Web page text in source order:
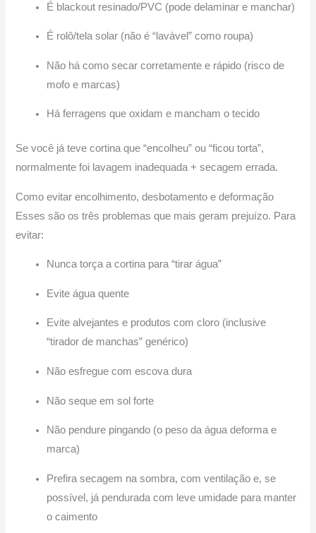
É blackout resinado/PVC (pode delaminar e manchar)
É rolô/tela solar (não é “lavável” como roupa)
Não há como secar corretamente e rápido (risco de
mofo e marcas)
Há ferragens que oxidam e mancham o tecido
Se você já teve cortina que “encolheu” ou “ficou torta”,
normalmente foi lavagem inadequada + secagem errada.
Como evitar encolhimento, desbotamento e deformação
Esses são os três problemas que mais geram prejuízo. Para
evitar:
Nunca torça a cortina para “tirar água”
Evite água quente
Evite alvejantes e produtos com cloro (inclusive
“tirador de manchas” genérico)
Não esfregue com escova dura
Não seque em sol forte
Não pendure pingando (o peso da água deforma e
marca)
Prefira secagem na sombra, com ventilação e, se
possível, já pendurada com leve umidade para manter
o caimento